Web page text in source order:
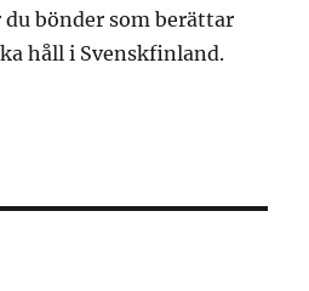
bönder som berättar
håll i Svenskfinland.